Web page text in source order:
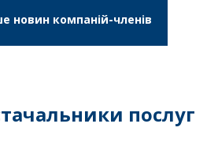
новин компаній-членів
послуг